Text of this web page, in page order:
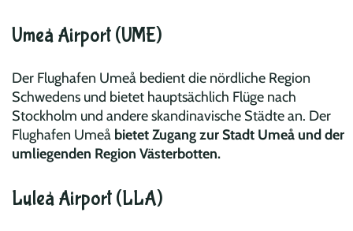
Umeå Airport (UME)
Der Flughafen Umeå bedient die nördliche Region
Schwedens und bietet hauptsächlich Flüge nach
Stockholm und andere skandinavische Städte an. Der
Flughafen Umeå bietet Zugang zur Stadt Umeå und der
umliegenden Region Västerbotten.
Luleå Airport (LLA)